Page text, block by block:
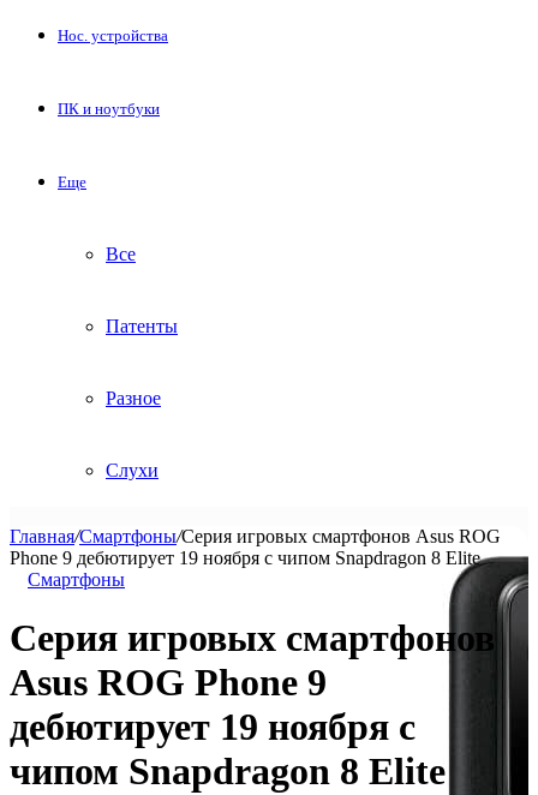
Нос. устройства
ПК и ноутбуки
Еще
Все
Патенты
Разное
Слухи
Главная/Смартфоны/Серия игровых смартфонов Asus ROG
Phone 9 дебютирует 19 ноября с чипом Snapdragon 8 Elite
Смартфоны
Серия игровых смартфонов
Asus ROG Phone 9
дебютирует 19 ноября с
чипом Snapdragon 8 Elite